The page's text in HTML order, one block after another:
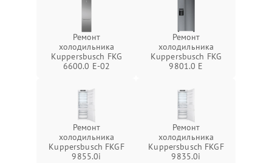
Ремонт
холодильника
Kuppersbusch FKG
6600.0 E-02
Ремонт
холодильника
Kuppersbusch FKG
9801.0 E
Ремонт
холодильника
Kuppersbusch FKGF
9855.0i
Ремонт
холодильника
Kuppersbusch FKGF
9835.0i